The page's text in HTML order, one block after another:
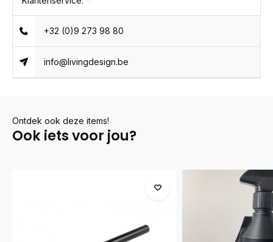
+32 (0)9 273 98 80
info@livingdesign.be
Ontdek ook deze items!
Ook iets voor jou?